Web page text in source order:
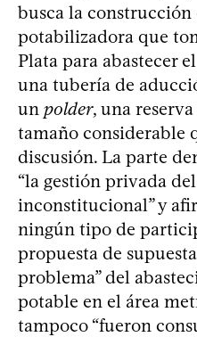
busca la
potabilizadora que
Plata para abastecer
una tubería de
un polder, una
tamaño considerable
discusión. La parte
“la gestión privada
inconstitucional” y
ningún tipo de
propuesta de
problema” del
potable en el área
tampoco “fueron